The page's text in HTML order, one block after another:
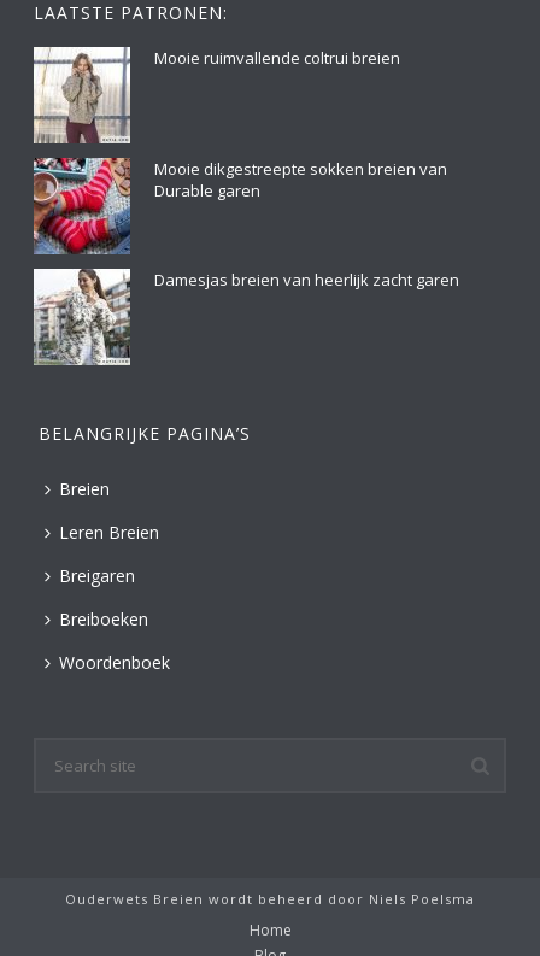
LAATSTE PATRONEN:
Mooie ruimvallende coltrui breien
Mooie dikgestreepte sokken breien van
Durable garen
Damesjas breien van heerlijk zacht garen
BELANGRIJKE PAGINA’S
Breien
Leren Breien
Breigaren
Breiboeken
Woordenboek
Ouderwets Breien wordt beheerd door Niels Poelsma
Home